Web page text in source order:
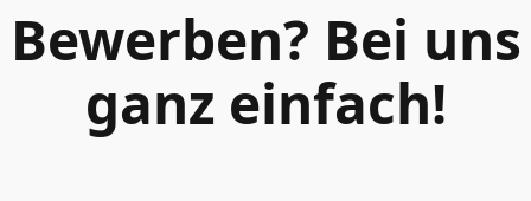
Bewerben? Bei uns
ganz einfach!